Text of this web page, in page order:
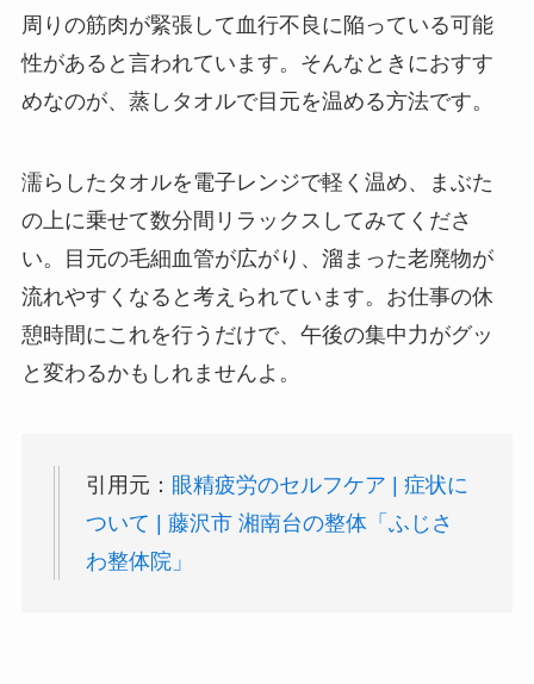
周りの筋肉が緊張して血行不良に陥っている可能
性があると言われています。そんなときにおすす
めなのが、蒸しタオルで目元を温める方法です。
濡らしたタオルを電子レンジで軽く温め、まぶた
の上に乗せて数分間リラックスしてみてくださ
い。目元の毛細血管が広がり、溜まった老廃物が
流れやすくなると考えられています。お仕事の休
憩時間にこれを行うだけで、午後の集中力がグッ
と変わるかもしれませんよ。
引用元： 眼精疲労のセルフケア | 症状に
ついて | 藤沢市 湘南台の整体「ふじさ
わ整体院」